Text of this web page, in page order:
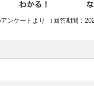
ンケートより （回答期間：